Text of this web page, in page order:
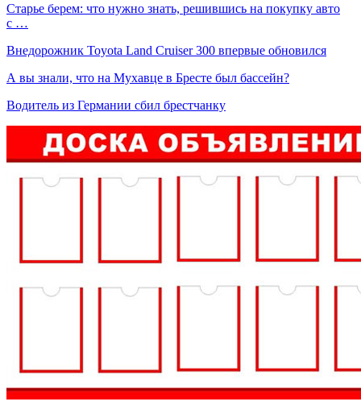
Старье берем: что нужно знать, решившись на покупку авто
с …
Внедорожник Toyota Land Cruiser 300 впервые обновился
А вы знали, что на Мухавце в Бресте был бассейн?
Водитель из Германии сбил брестчанку